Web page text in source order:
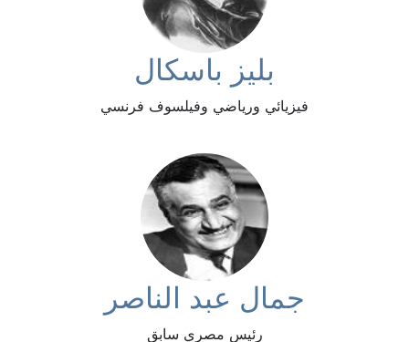
بليز باسكال
فيزيائي ورياضي وفيلسوف فرنسي
جمال عبد الناصر
رئيس مصري سابق